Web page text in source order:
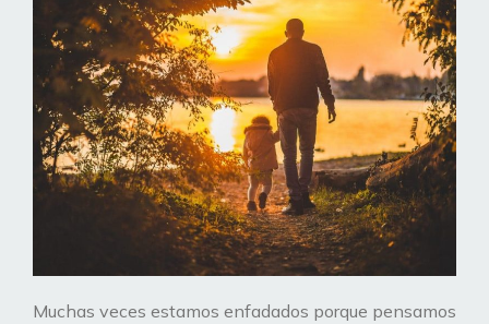
Muchas veces estamos enfadados porque pensamos